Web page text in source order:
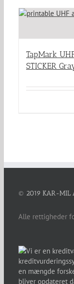
TapMark
STICKER
© 2019 KAR-MIL
Alle rettigheder